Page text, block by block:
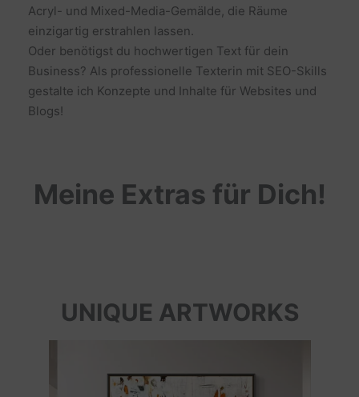
Acryl- und Mixed-Media-Gemälde, die Räume
einzigartig erstrahlen lassen.
Oder benötigst du hochwertigen Text für dein
Business? Als professionelle Texterin mit SEO-Skills
gestalte ich Konzepte und Inhalte für Websites und
Blogs!
Meine Extras für Dich!
UNIQUE ARTWORKS